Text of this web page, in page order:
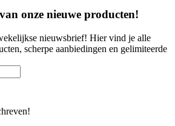
onze nieuwe producten!
nieuwsbrief! Hier vind je alle
scherpe aanbiedingen en gelimiteerde